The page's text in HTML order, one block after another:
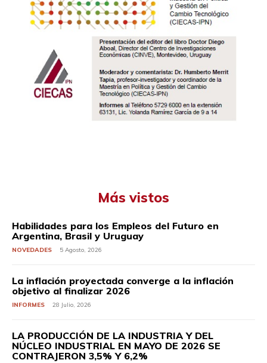
Más vistos
Habilidades para los Empleos del Futuro en
Argentina, Brasil y Uruguay
NOVEDADES 5 Agosto, 2026
La inflación proyectada converge a la inflación
objetivo al finalizar 2026
INFORMES 28 Julio, 2026
LA PRODUCCIÓN DE LA INDUSTRIA Y DEL
NÚCLEO INDUSTRIAL EN MAYO DE 2026 SE
CONTRAJERON 3,5% Y 6,2%